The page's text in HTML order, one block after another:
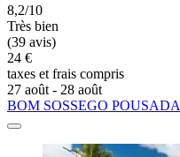
8,2/10
Très bien
(39 avis)
24 €
taxes et frais compris
27 août - 28 août
BOM SOSSEGO POUSADA